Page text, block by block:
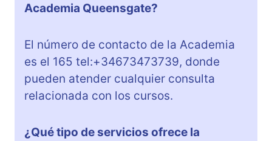
Academia Queensgate?
El número de contacto de la Academia
es el 165 tel:+34673473739, donde
pueden atender cualquier consulta
relacionada con los cursos.
¿Qué tipo de servicios ofrece la